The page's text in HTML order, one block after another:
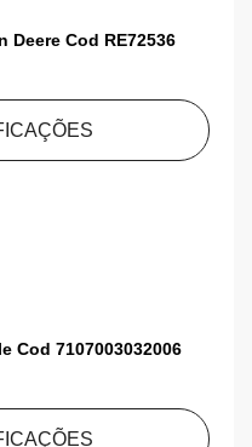
Deere Cod RE72536
Cod 7107003032006